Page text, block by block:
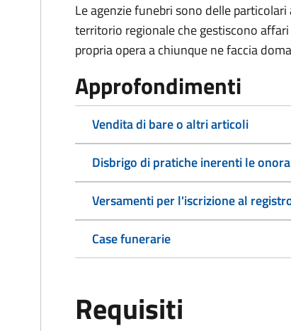
Le agenzie funebri sono delle
territorio regionale che gestiscono
propria opera a chiunque ne faccia
Approfondimenti
Vendita di bare o altri articoli
Disbrigo di pratiche inerenti le
Versamenti per l'iscrizione al
Case funerarie
Requisiti